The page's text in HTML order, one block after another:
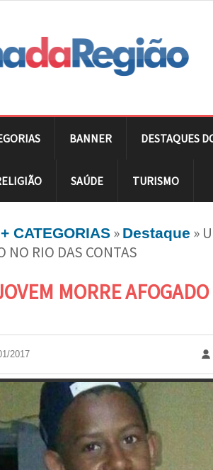
BANNER DESTAQUES
SAÚDE TURISMO
+ CATEGORIAS » Destaque »
NO RIO DAS CONTAS
MORRE
2017